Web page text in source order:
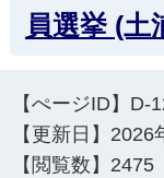
員選挙 (土
【ぺージID】 D-
【更新日】 2026
【閲覧数】 2475